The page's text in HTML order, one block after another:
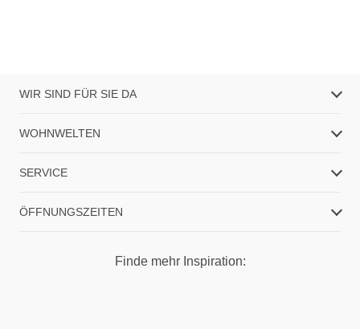
WIR SIND FÜR SIE DA
WOHNWELTEN
SERVICE
ÖFFNUNGSZEITEN
Finde mehr Inspiration: